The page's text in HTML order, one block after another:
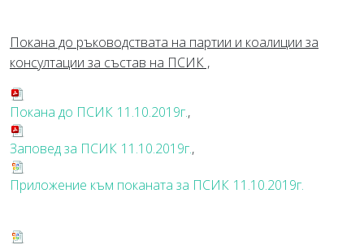
Покана до ръководствата на партии и коалиции за
консултации за състав на ПСИК ,
Покана до ПСИК 11.10.2019г.,
Заповед за ПСИК 11.10.2019г.,
Приложение към поканата за ПСИК 11.10.2019г.